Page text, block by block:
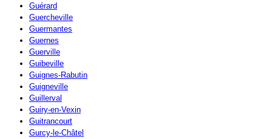
Guérard
Guercheville
Guermantes
Guernes
Guerville
Guibeville
Guignes-Rabutin
Guigneville
Guillerval
Guiry-en-Vexin
Guitrancourt
Gurcy-le-Châtel